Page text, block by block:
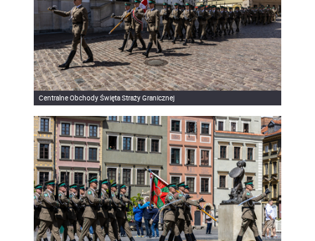
Centralne Obchody Święta Straży Granicznej